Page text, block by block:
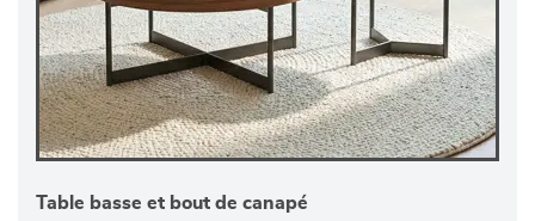
Table basse et bout de canapé